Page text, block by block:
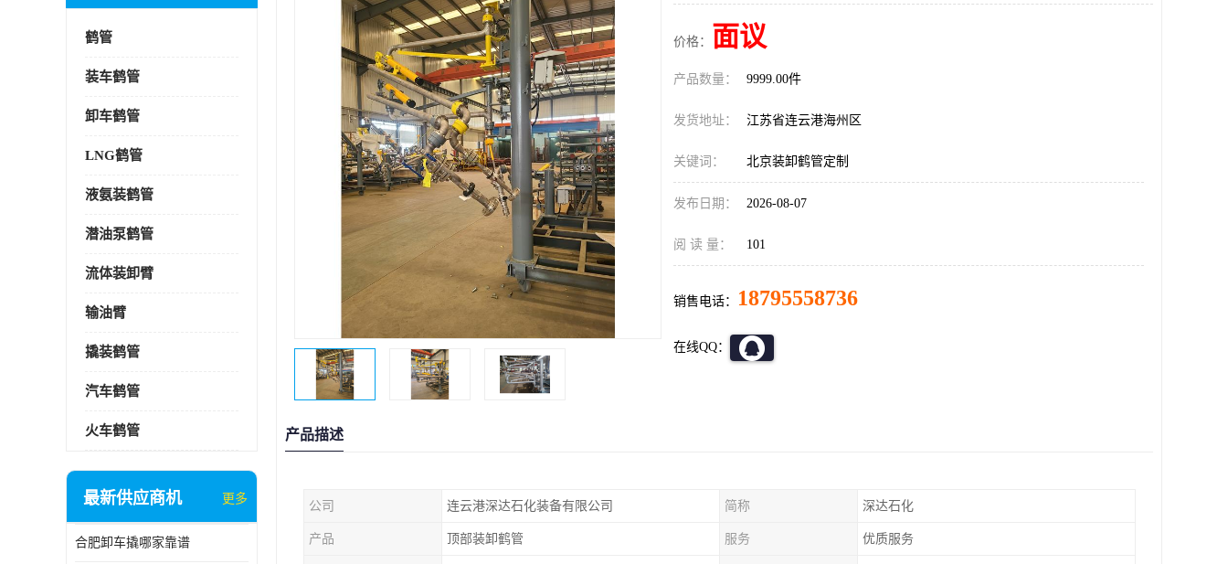
鹤管
装车鹤管
卸车鹤管
LNG鹤管
液氨装鹤管
潜油泵鹤管
流体装卸臂
输油臂
撬装鹤管
汽车鹤管
火车鹤管
最新供应商机 更多
合肥卸车撬哪家靠谱
价格： 面议
产品数量： 9999.00件
发货地址： 江苏省连云港海州区
关键词： 北京装卸鹤管定制
发布日期： 2026-08-07
阅 读 量： 101
销售电话： 18795558736
在线QQ：
产品描述
公司 连云港深达石化装备有限公司 简称 深达石化
产品 顶部装卸鹤管 服务 优质服务